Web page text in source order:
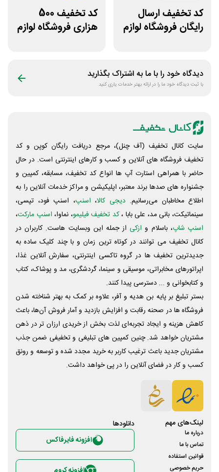
کد تخفیف ارسال
رایگان فروشگاه لوازم
کد تخفیف 500
هزاری فروشگاه لوازم
دیدگاه خود را با ما به اشتراک بگذارید
با ثبت دیدگاه خود ما را در ارائه بهتر خدمات یاری کنید
سایت کانال تخفیف (آف چنل)، مرجع دریافت رایگان کوپن و کد
تخفیف فروشگاه های آنلاین و کسب و‌ کارهای اینترنتی است. در حال
حاضر با همراهی استارت آپ ها انواع کد تخفیف، مسابقه، کمپین و
جشنواره های صدها برند معتبر، اپلیکیشن و مراکز خدمات آنلاین را به
اطلاع مخاطبان می‌رسانیم. دیجی کالا، اسنپ، اسنپ فود، تپسی،
سینماتیکت، بانی مد، علی‌ بابا ،کد تخفیف فیلیمو، نماوا، اسنپ مارکت،
اسنپ شاپ، باسلام و ازکی از جمله این وبسایت ‌هاست. کاربران در
کانال تخفیف می توانند در کوتاه ترین زمان و با چند کلیک ساده به
جدیدترین تخفیف ها در گروه تاکسی اینترنتی، سفارش آنلاین غذا،
اپراتورهای مخابراتی، موسیقی و سینما، گردشگری، مد و پوشاک، کتاب
و کتابخوانی و ... دسترسی پیدا کنند.
بستر تبلیغ بر پایه بن هدیه و آفر، علاوه بر کمک به بهتر شناخته شدن
فروشگاه ها در صحنه رقابت و افزایش بازدید و آمار فروش آن‌ها، باعث
کاهش هزینه و ایجاد تجربه‌ای لذت بخش از خریدی ارزان تر در ذهن
مشتریان خواهد شد. چنین کمپین های تبلیغی و تخفیفی ضمن جذب
مشتریان جدید باعث ترغیب کاربر به خرید مجدد شده و توسعه و رونق
کسب و کار در فضای آنلاین را در پی خواهد داشت.
لینک‌های مهم
درباره ما
تماس با ما
قوانین استفاده
حریم خصوصی
دانلود‌ها
افزونه فایرفاکس